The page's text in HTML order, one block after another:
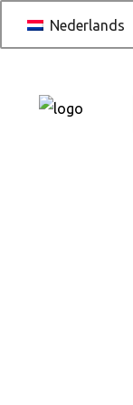
Nederlands